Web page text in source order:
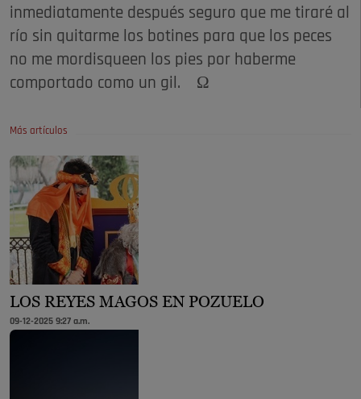
inmediatamente después seguro que me tiraré al
río sin quitarme los botines para que los peces
no me mordisqueen los pies por haberme
comportado como un gil. Ω
Más artículos
LOS REYES MAGOS EN POZUELO
09-12-2025 9:27 a.m.